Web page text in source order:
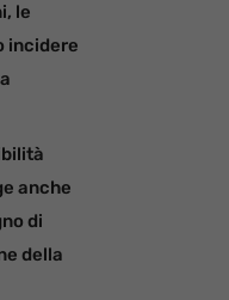
le
incidere
anche
di
della